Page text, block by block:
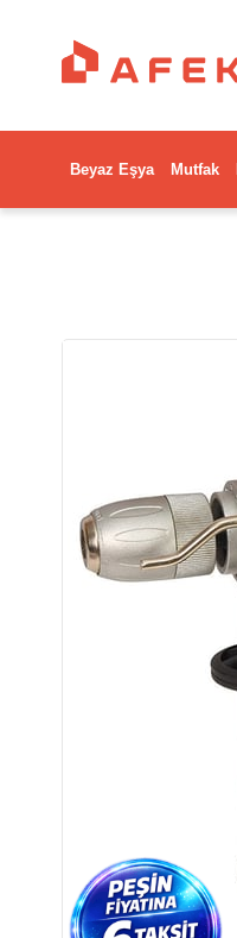
Beyaz Eşya Mutfak